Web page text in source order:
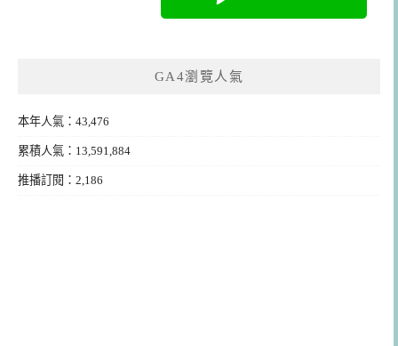
GA4瀏覽人氣
本年人氣：43,476
累積人氣：13,591,884
推播訂閱：2,186